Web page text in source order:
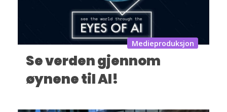
Medieproduksjon
Se verden gjennom
øynene til AI!